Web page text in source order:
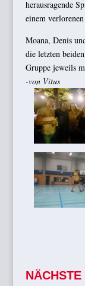
herausragende
einem
Moana, Denis
die letzten
Gruppe jeweils
-von Vitus
NÄCHSTE